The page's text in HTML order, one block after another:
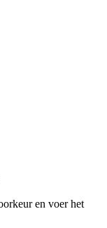
en voer het